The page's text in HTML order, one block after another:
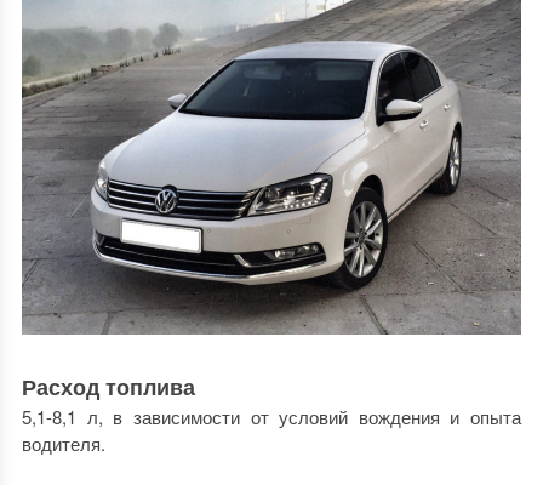
Расход топлива
5,1-8,1 л, в зависимости от условий вождения и опыта
водителя.